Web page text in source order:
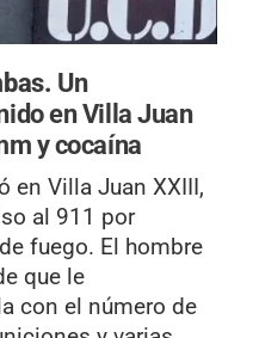
Un
en Villa Juan
y cocaína
en Villa Juan XXIII,
al 911 por
fuego. El hombre
que le
con el número de